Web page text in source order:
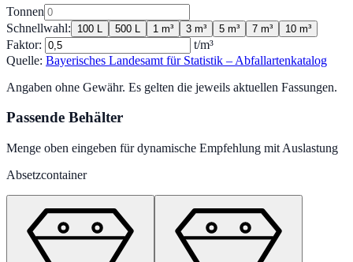
Tonnen
Schnellwahl:
100 L 500 L 1 m³ 3 m³ 5 m³ 7 m³ 10 m³
Faktor:
t/m³
Quelle: Bayerisches Landesamt für Statistik – Abfallartenkatalog
Angaben ohne Gewähr. Es gelten die jeweils aktuellen Fassungen.
Passende Behälter
Menge oben eingeben für dynamische Empfehlung mit Auslastung
Absetzcontainer